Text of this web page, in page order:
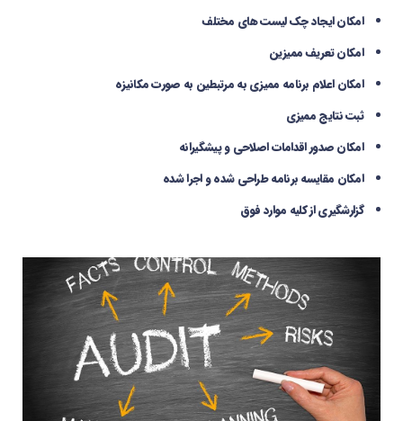
امكان ايجاد چك ليست هاي مختلف
امکان تعریف ممیزین
امكان اعلام برنامه مميزي به مرتبطین به صورت مكانيزه
ثبت نتایج ممیزی
امكان صدور اقدامات اصلاحي و پیشگیرانه
امكان مقايسه برنامه طراحي شده و اجرا شده
گزارش­گیری از کلیه موارد فوق